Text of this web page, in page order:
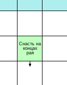
Снасть на
концах
рая